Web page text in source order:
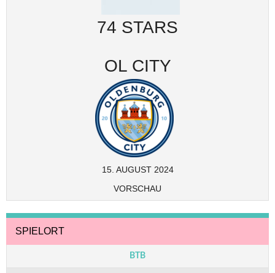
74 STARS
OL CITY
15. AUGUST 2024
VORSCHAU
SPIELORT
BTB